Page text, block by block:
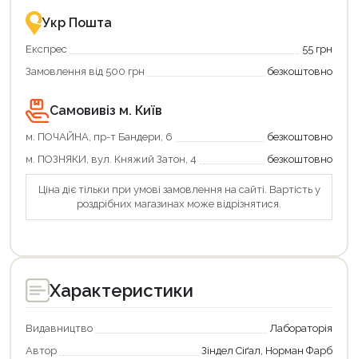
зручно
та
державною
підтримкою!
Укр Пошта
Експрес
55 грн
Замовлення від 500 грн
безкоштовно
Самовивіз м. Київ
м. ПОЧАЙНА, пр-т Бандери, 6
безкоштовно
м. ПОЗНЯКИ, вул. Княжий Затон, 4
безкоштовно
Ціна діє тільки при умові замовлення на сайті. Вартість у
роздрібних магазинах може відрізнятися.
Характеристики
Видавництво
Лабораторія
Автор
Зіндел Сіґал, Норман Фарб